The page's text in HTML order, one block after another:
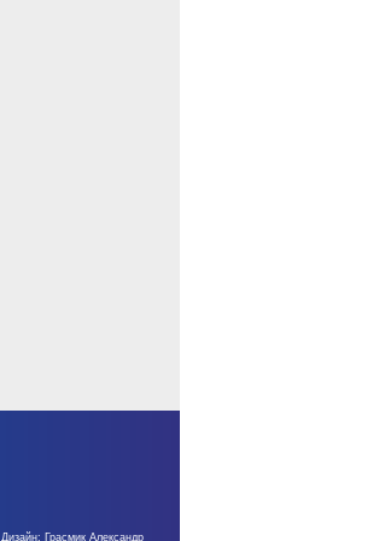
Дизайн: Грасмик Александр